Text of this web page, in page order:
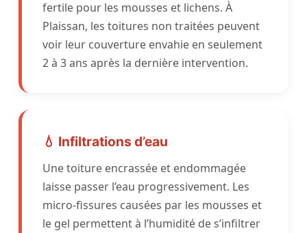
fertile pour les mousses et lichens. À
Plaissan, les toitures non traitées peuvent
voir leur couverture envahie en seulement
2 à 3 ans après la dernière intervention.
💧 Infiltrations d’eau
Une toiture encrassée et endommagée
laisse passer l’eau progressivement. Les
micro-fissures causées par les mousses et
le gel permettent à l’humidité de s’infiltrer